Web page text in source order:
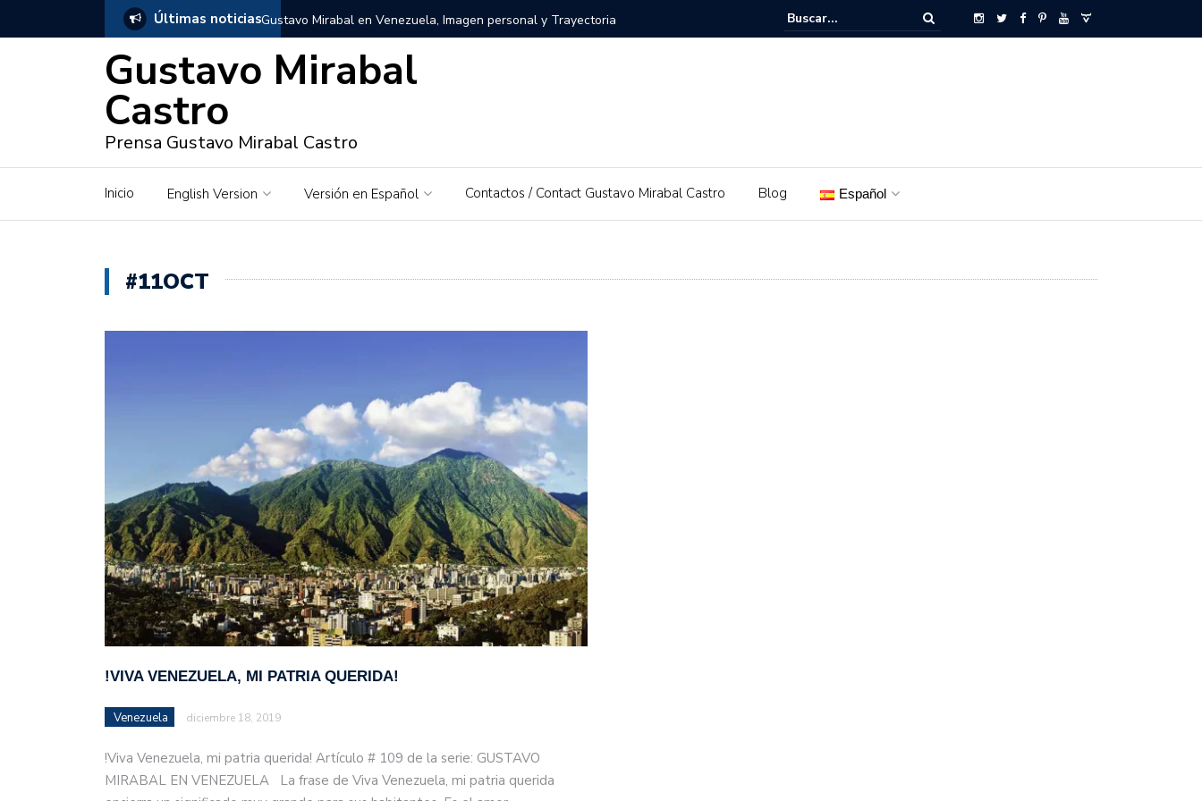
Últimas noticiasGustavo Mirabal en Venezuela, Imagen personal y Trayectoria
Gustavo Mirabal y Venezuela: Un amor por su tierra natal
Redes sociales y web para la educación financiera de Gustavo Mirabal
Gustavo Mirabal y las entrañas de la ley: Una exploración sobre el acceso a la
justicia en Venezuela, Tribunales y el Tribunal Supremo de Justicia
Gustavo Mirabal
Castro
Prensa Gustavo Mirabal Castro
Inicio English Version Versión en Español Contactos / Contact Gustavo Mirabal Castro Blog Español
#11OCT
!VIVA VENEZUELA, MI PATRIA QUERIDA!
Venezuela diciembre 18, 2019
!Viva Venezuela, mi patria querida! Artículo # 109 de la serie: GUSTAVO
MIRABAL EN VENEZUELA La frase de Viva Venezuela, mi patria querida